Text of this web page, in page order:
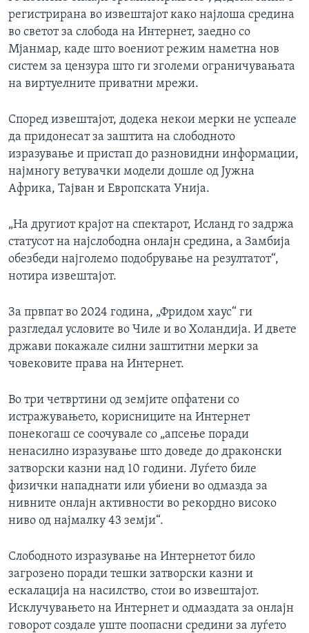
регистрирана во извештајот како најлоша средина
во светот за слобода на Интернет, заедно со
Мјанмар, каде што воениот режим наметна нов
систем за цензура што ги зголеми ограничувањата
на виртуелните приватни мрежи.
Според извештајот, додека некои мерки не успеале
да придонесат за заштита на слободното
изразување и пристап до разновидни информации,
најмногу ветувачки модели дошле од Јужна
Африка, Тајван и Европската Унија.
„На другиот крајот на спектарот, Исланд го задржа
статусот на најслободна онлајн средина, а Замбија
обезбеди најголемо подобрување на резултатот“,
нотира извештајот.
За првпат во 2024 година, „Фридом хаус“ ги
разгледал условите во Чиле и во Холандија. И двете
држави покажале силни заштитни мерки за
човековите права на Интернет.
Во три четвртини од земјите опфатени со
истражувањето, корисниците на Интернет
понекогаш се соочувале со „апсење поради
ненасилно изразување што доведе до драконски
затворски казни над 10 години. Луѓето биле
физички нападнати или убиени во одмазда за
нивните онлајн активности во рекордно високо
ниво од најмалку 43 земји“.
Слободното изразување на Интернетот било
загрозено поради тешки затворски казни и
ескалација на насилство, стои во извештајот.
Исклучувањето на Интернет и одмаздата за онлајн
говорот создале уште поопасни средини за луѓето